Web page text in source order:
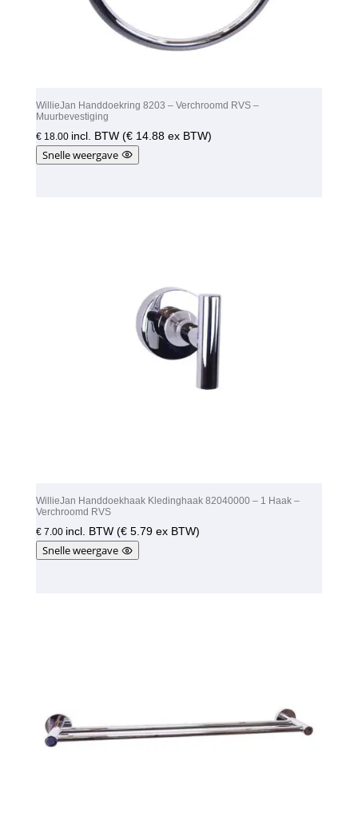
WillieJan Handdoekring 8203 – Verchroomd RVS –
Muurbevestiging
€18.00 incl. BTW (€14.88ex BTW)
Snelle weergave
WillieJan Handdoekhaak Kledinghaak 82040000 – 1 Haak –
Verchroomd RVS
€7.00 incl. BTW (€5.79ex BTW)
Snelle weergave